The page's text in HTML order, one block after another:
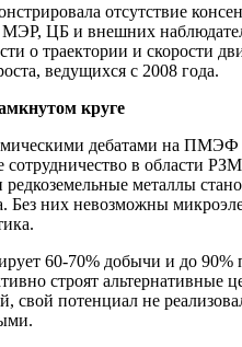
отсутствие
ЦБ и внешних
о траектории и скорости
ведущихся с 2008 года.
круге
дебатами на ПМЭФ
в области
металлы
Без них невозможны
60-70% добычи и до
строят альтернативные
свой потенциал не